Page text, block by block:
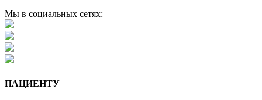
Мы в социальных сетях:
ПАЦИЕНТУ